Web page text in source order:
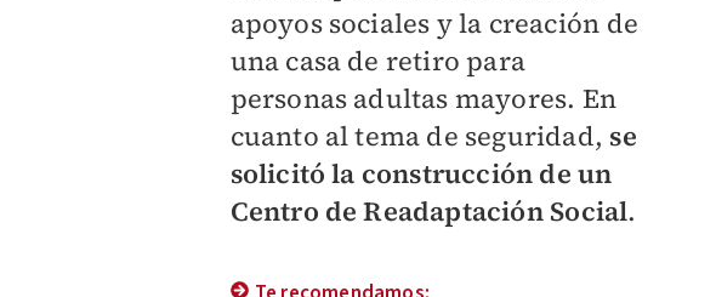
apoyos sociales y la creación de
una casa de retiro para
personas adultas mayores. En
cuanto al tema de seguridad, se
solicitó la construcción de un
Centro de Readaptación Social.